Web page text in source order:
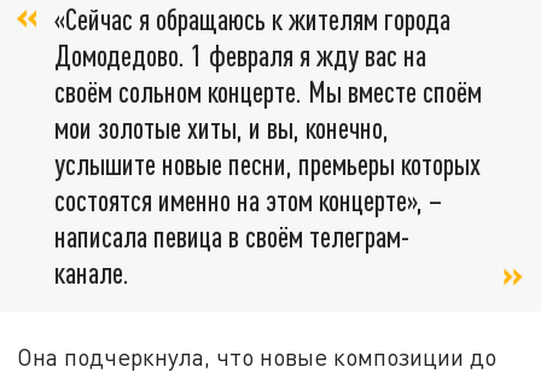
«Сейчас я обращаюсь к жителям города
Домодедово. 1 февраля я жду вас на
своём сольном концерте. Мы вместе споём
мои золотые хиты, и вы, конечно,
услышите новые песни, премьеры которых
состоятся именно на этом концерте», –
написала певица в своём телеграм-
канале.
Она подчеркнула, что новые композиции до